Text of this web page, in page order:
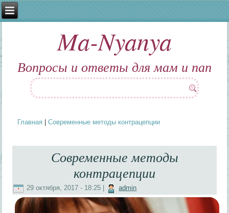
Ma-Nyanya
Вопросы и ответы для мам и пап
Вы здесь
Главная| Современные методы контрацепции
Современные методы
контрацепции
29 октября, 2017 - 18:25 admin